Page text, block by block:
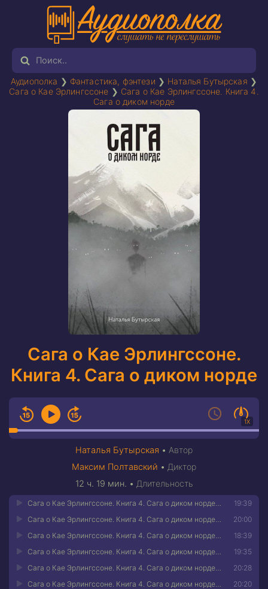
Аудиополка ❯ Фантастика, фэнтези ❯ Наталья Бутырская ❯
Сага о Кае Эрлингссоне ❯ Сага о Кае Эрлингссоне. Книга 4.
Сага о диком норде
Сага о Кае Эрлингссоне.
Книга 4. Сага о диком норде
1X
Наталья Бутырская • Автор
Максим Полтавский • Диктор
12 ч. 19 мин. • Длительность
19:39
Сага о Кае Эрлингссоне. Книга 4. Сага о диком норде 01
20:00
Сага о Кае Эрлингссоне. Книга 4. Сага о диком норде 02
18:39
Сага о Кае Эрлингссоне. Книга 4. Сага о диком норде 03
19:35
Сага о Кае Эрлингссоне. Книга 4. Сага о диком норде 04
20:28
Сага о Кае Эрлингссоне. Книга 4. Сага о диком норде 05
20:20
Сага о Кае Эрлингссоне. Книга 4. Сага о диком норде 06